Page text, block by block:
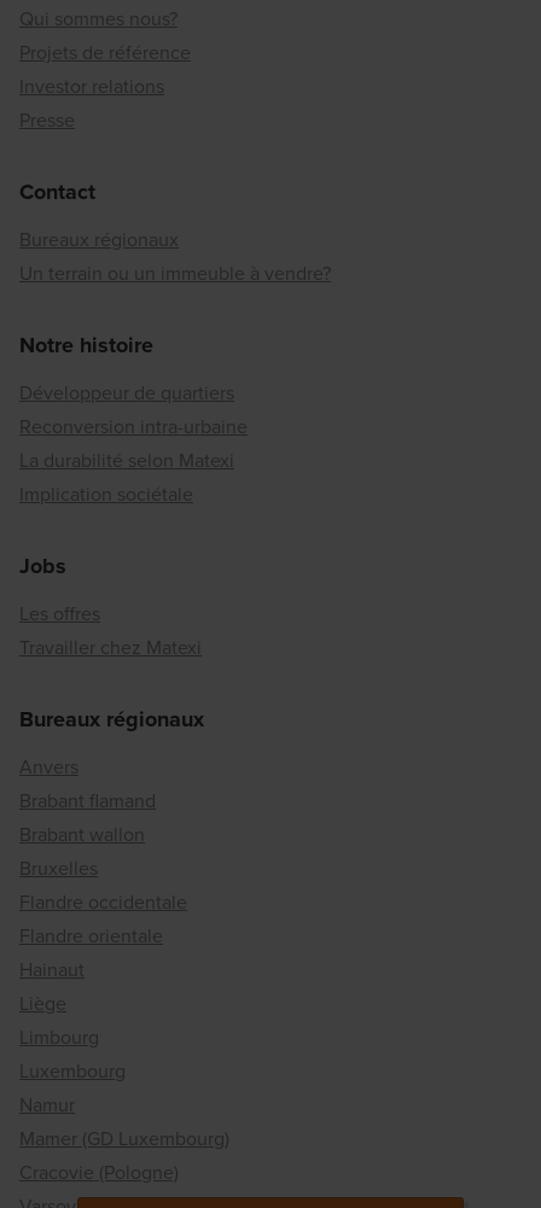
Qui sommes nous?
Projets de référence
Investor relations
Presse
Contact
Bureaux régionaux
Un terrain ou un immeuble à vendre?
Notre histoire
Développeur de quartiers
Reconversion intra-urbaine
La durabilité selon Matexi
Implication sociétale
Jobs
Les offres
Travailler chez Matexi
Bureaux régionaux
Anvers
Brabant flamand
Brabant wallon
Bruxelles
Flandre occidentale
Flandre orientale
Hainaut
Liège
Limbourg
Luxembourg
Namur
Mamer (GD Luxembourg)
Cracovie (Pologne)